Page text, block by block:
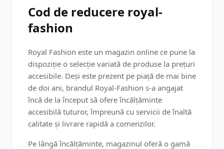
Cod de reducere royal-
fashion
Royal Fashion este un magazin online ce pune la
dispoziție o selecție variată de produse la prețuri
accesibile. Deși este prezent pe piață de mai bine
de doi ani, brandul Royal-Fashion s-a angajat
încă de la început să ofere încălțăminte
accesibilă tuturor, împreună cu servicii de înaltă
calitate și livrare rapidă a comenzilor.
Pe lângă încălțăminte, magazinul oferă o gamă